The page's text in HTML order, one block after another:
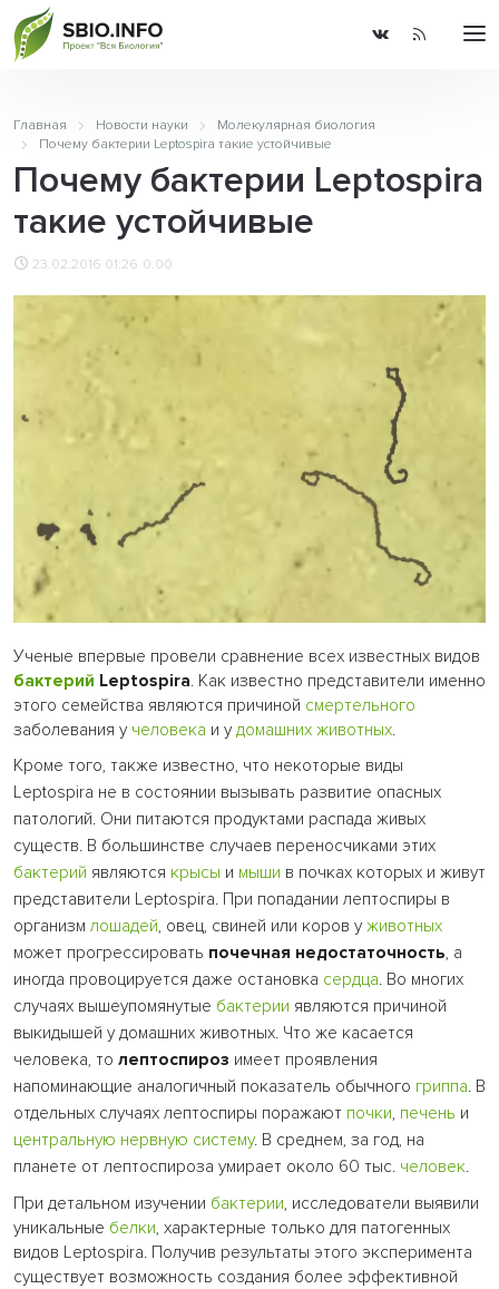
Главная Новости науки
Молекулярная биология
Почему бактерии Leptospira такие устойчивые
Почему бактерии Leptospira
такие устойчивые
23.02.2016 01:26 0.00
Ученые впервые провели сравнение всех известных видов
бактерий Leptospira. Как известно представители именно
этого семейства являются причиной смертельного
заболевания у человека и удомашних животных.
Кроме того, также известно, что некоторые виды
Leptospira не в состоянии вызывать развитие опасных
патологий. Они питаются продуктами распада живых
существ. В большинстве случаев переносчиками этих
бактерий являются крысы и мыши в почках которых и живут
представители Leptospira. При попадании лептоспиры в
организм лошадей, овец, свиней или коров уживотных
может прогрессировать почечная недостаточность, а
иногда провоцируется даже остановка сердца. Во многих
случаях вышеупомянутые бактерии являются причиной
выкидышей у домашних животных. Что же касается
человека, то лептоспироз имеет проявления
напоминающие аналогичный показатель обычного гриппа. В
отдельных случаях лептоспиры поражают почки, печень и
центральную нервную систему. В среднем, за год, на
планете от лептоспироза умирает около 60 тыс. человек.
При детальном изучении бактерии, исследователи выявили
уникальные белки, характерные только для патогенных
видов Leptospira. Получив результаты этого эксперимента
существует возможность создания более эффективной